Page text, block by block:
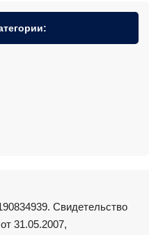
Свидетельство
31.05.2007,